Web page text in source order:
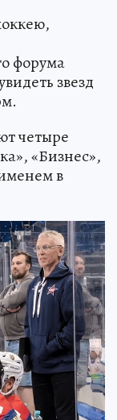
форума
звезд
четыре
«Бизнес»,
в